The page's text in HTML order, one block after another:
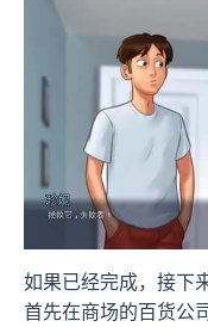
如果已经完成，接下
首先在商场的百货公